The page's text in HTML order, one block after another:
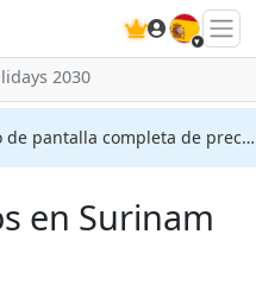
🇪🇸
2030
de pantalla completa de precisión!
en Surinam